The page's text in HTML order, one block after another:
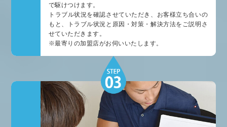
で駆けつけます。
トラブル状況を確認させていただき、お客様立ち合いの
もと、トラブル状況と原因・対策・解決方法をご説明さ
せていただきます。
※最寄りの加盟店がお伺いいたします。